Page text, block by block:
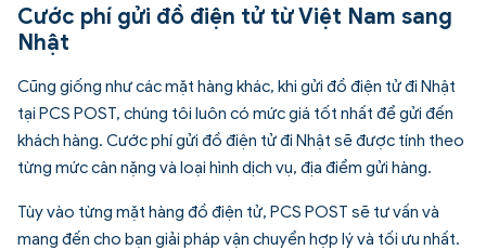
Cước phí gửi đồ điện tử từ Việt Nam sang
Nhật
Cũng giống như các mặt hàng khác, khi gửi đồ điện tử đi Nhật
tại PCS POST, chúng tôi luôn có mức giá tốt nhất để gửi đến
khách hàng. Cước phí gửi đồ điện tử đi Nhật sẽ được tính theo
từng mức cân nặng và loại hình dịch vụ, địa điểm gửi hàng.
Tùy vào từng mặt hàng đồ điện tử, PCS POST sẽ tư vấn và
mang đến cho bạn giải pháp vận chuyển hợp lý và tối ưu nhất.